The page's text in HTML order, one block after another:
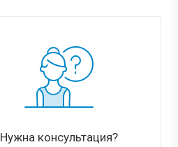
Нужна консультация?